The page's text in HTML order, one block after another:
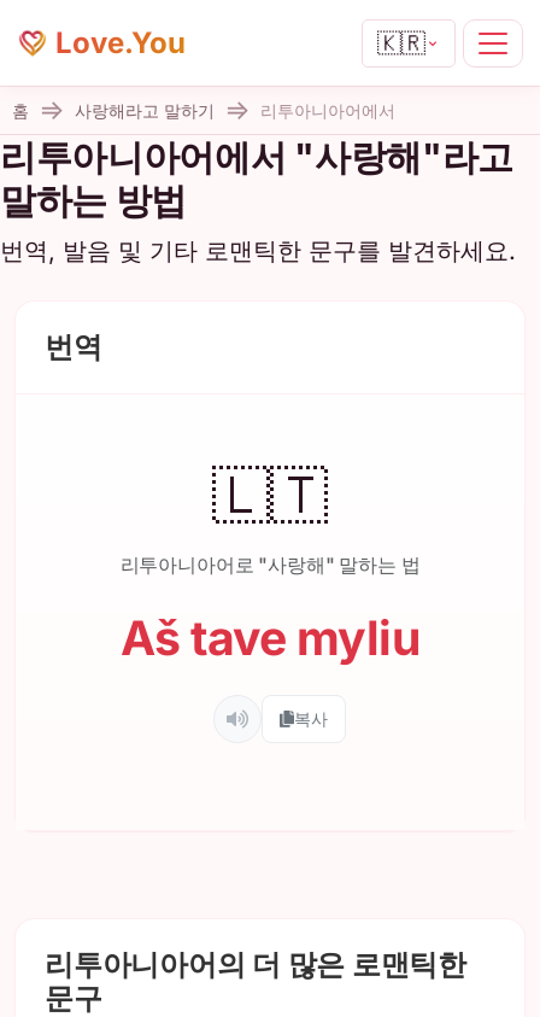
Love.You 🇰🇷
홈 사랑해라고 말하기 리투아니아어에서
리투아니아어에서 "사랑해"라고
말하는 방법
번역, 발음 및 기타 로맨틱한 문구를 발견하세요.
번역
🇱🇹
리투아니아어로 "사랑해" 말하는 법
Aš tave myliu
복사
리투아니아어의 더 많은 로맨틱한
문구